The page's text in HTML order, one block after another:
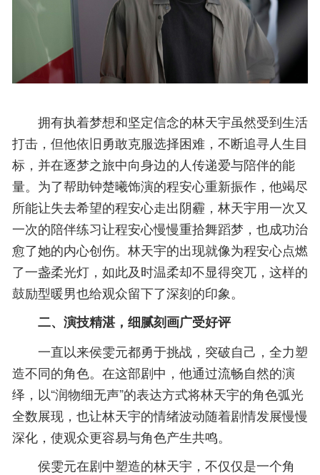
拥有执着梦想和坚定信念的林天宇虽然受到生活
打击，但他依旧勇敢克服选择困难，不断追寻人生目
标，并在逐梦之旅中向身边的人传递爱与陪伴的能
量。为了帮助钟楚曦饰演的程安心重新振作，他竭尽
所能让失去希望的程安心走出阴霾，林天宇用一次又
一次的陪伴练习让程安心慢慢重拾舞蹈梦，也成功治
愈了她的内心创伤。林天宇的出现就像为程安心点燃
了一盏柔光灯，如此及时温柔却不显得突兀，这样的
鼓励型暖男也给观众留下了深刻的印象。
二、演技精湛，细腻刻画广受好评
一直以来侯雯元都勇于挑战，突破自己，全力塑
造不同的角色。在这部剧中，他通过流畅自然的演
绎，以“润物细无声”的表达方式将林天宇的角色弧光
全数展现，也让林天宇的情绪波动随着剧情发展慢慢
深化，使观众更容易与角色产生共鸣。
侯雯元在剧中塑造的林天宇，不仅仅是一个角